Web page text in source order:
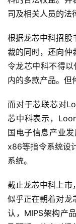
智
能
驾
驶
智
城
市
更
多
容
司及相关人员的法
根据龙芯中科招股
裁的同时，还向仲
令龙芯中科不得
内的多款产品。但
而对于芯联芯对
芯中科表示，
国电子信息产业
x86等指令系统设
系统。
截止龙芯中科上市
似乎正在朝着对龙
认，MIPS架构产